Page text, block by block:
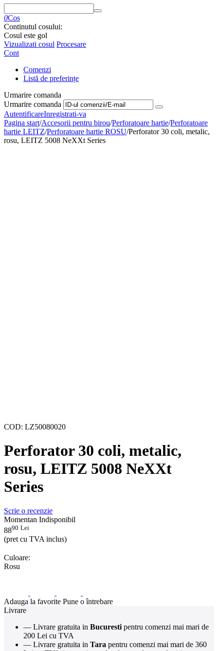
0Cos
Continutul cosului:
Cosul este gol
Vizualizati cosul Procesare
Cont
Comenzi
Listă de preferințe
Urmarire comanda
Urmarire comanda
AutentificareInregistrati-va
Pagina start/Accesorii pentru birou/Perforatoare hartie/Perforatoare
hartie LEITZ/Perforatoare hartie ROSU/Perforator 30 coli, metalic,
rosu, LEITZ 5008 NeXXt Series
COD: LZ50080020
Perforator 30 coli, metalic,
rosu, LEITZ 5008 NeXXt
Series
Scrie o recenzie
Momentan Indisponibil
8890 Lei
(pret cu TVA inclus)
Culoare:
Rosu
Adauga la favorite Pune o întrebare
Livrare
— Livrare gratuita in Bucuresti pentru comenzi mai mari de
200 Lei cu TVA
— Livrare gratuita in Tara pentru comenzi mai mari de 360